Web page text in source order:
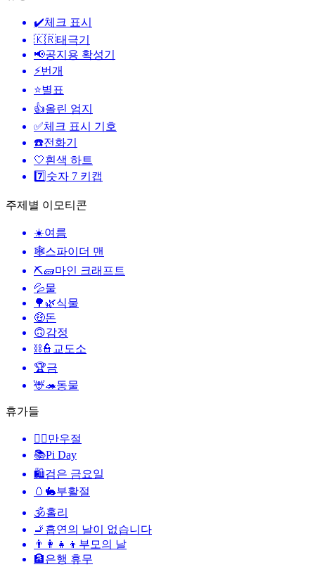
✔️체크 표시
🇰🇷태극기
📢공지용 확성기
⚡번개
⭐별표
👍올린 엄지
✅체크 표시 기호
☎️전화기
🤍흰색 하트
7️⃣ 숫자 7 키캡
주제별 이모티콘
☀️여름
🕸️스파이더 맨
⛏🧱마인 크래프트
💦물
🌳🌿식물
🤑돈
🙃감정
⛓️👮 교도소
🏆금
🦌🦔동물
휴가들
🙆‍♂️만우절
📚Pi Day
🛍검은 금요일
🥚🐇부활절
🕉홀리
🚬 흡연의 날이 없습니다
👨‍👩‍👧‍👦 부모의 날
🏦은행 휴무